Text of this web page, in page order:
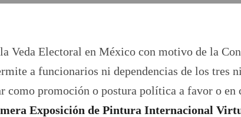
Veda Electoral en México con motivo de la
a funcionarios ni dependencias de los tres
como promoción o postura política a favor o
Exposición de Pintura Internacional